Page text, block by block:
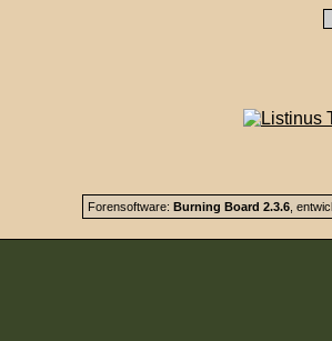
Forensoftware: Burning Board 2.3.6,